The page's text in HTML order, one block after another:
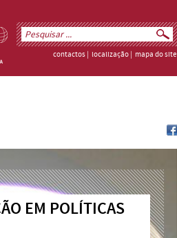
contactos localização mapa do site
EM POLÍTICAS